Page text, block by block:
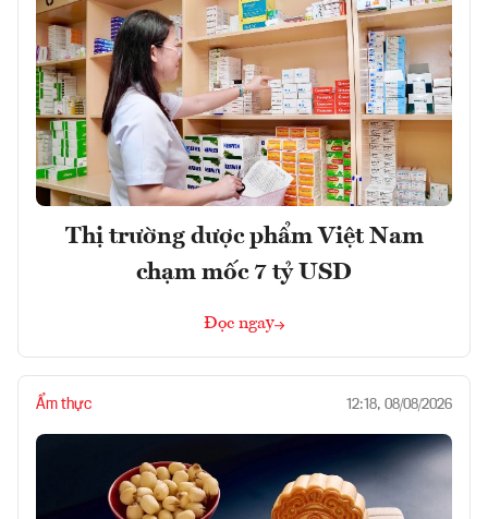
Thị trường dược phẩm Việt Nam
chạm mốc 7 tỷ USD
Đọc ngay
Ẩm thực 12:18, 08/08/2026